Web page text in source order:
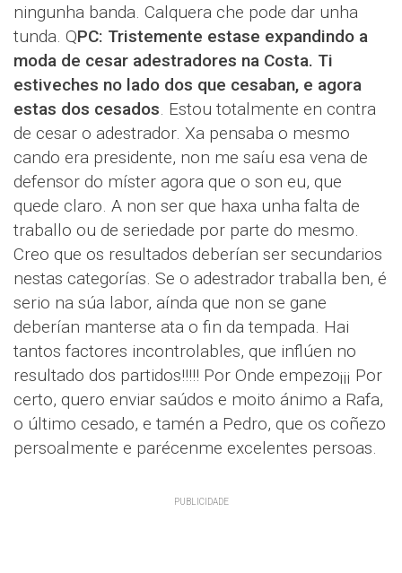
ningunha banda. Calquera che pode dar unha
tunda. QPC: Tristemente estase expandindo a
moda de cesar adestradores na Costa. Ti
estiveches no lado dos que cesaban, e agora
estas dos cesados. Estou totalmente en contra
de cesar o adestrador. Xa pensaba o mesmo
cando era presidente, non me saíu esa vena de
defensor do míster agora que o son eu, que
quede claro. A non ser que haxa unha falta de
traballo ou de seriedade por parte do mesmo.
Creo que os resultados deberían ser secundarios
nestas categorías. Se o adestrador traballa ben, é
serio na súa labor, aínda que non se gane
deberían manterse ata o fin da tempada. Hai
tantos factores incontrolables, que inflúen no
resultado dos partidos!!!!! Por Onde empezo¡¡¡ Por
certo, quero enviar saúdos e moito ánimo a Rafa,
o último cesado, e tamén a Pedro, que os coñezo
persoalmente e parécenme excelentes persoas.